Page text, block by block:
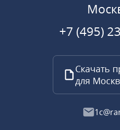
+7 (495)
Скачать
для